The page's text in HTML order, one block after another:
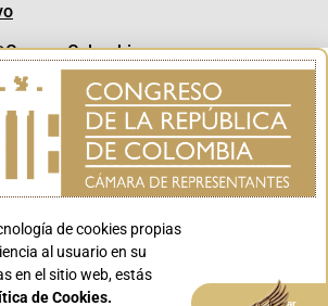
de cookies propias
al usuario en su
en el sitio web, estás
de Cookies. Aceptar